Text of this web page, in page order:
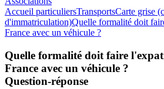
Accueil particuliersTransportsCarte grise
d'immatriculation)Quelle formalité doit
France avec un véhicule ?
Quelle formalité doit faire
France avec un véhicule ?
Question-réponse